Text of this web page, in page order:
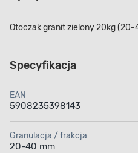
Otoczak granit zielony 20kg (20-
Specyfikacja
EAN
5908235398143
Granulacja / frakcja
20-40 mm